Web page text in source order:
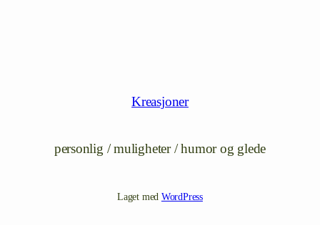
Kreasjoner
personlig / muligheter / humor og glede
Laget med WordPress